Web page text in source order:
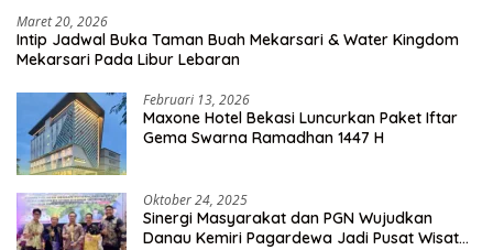
Maret 20, 2026
Intip Jadwal Buka Taman Buah Mekarsari & Water Kingdom
Mekarsari Pada Libur Lebaran
Februari 13, 2026
Maxone Hotel Bekasi Luncurkan Paket Iftar
Gema Swarna Ramadhan 1447 H
Oktober 24, 2025
Sinergi Masyarakat dan PGN Wujudkan
Danau Kemiri Pagardewa Jadi Pusat Wisata